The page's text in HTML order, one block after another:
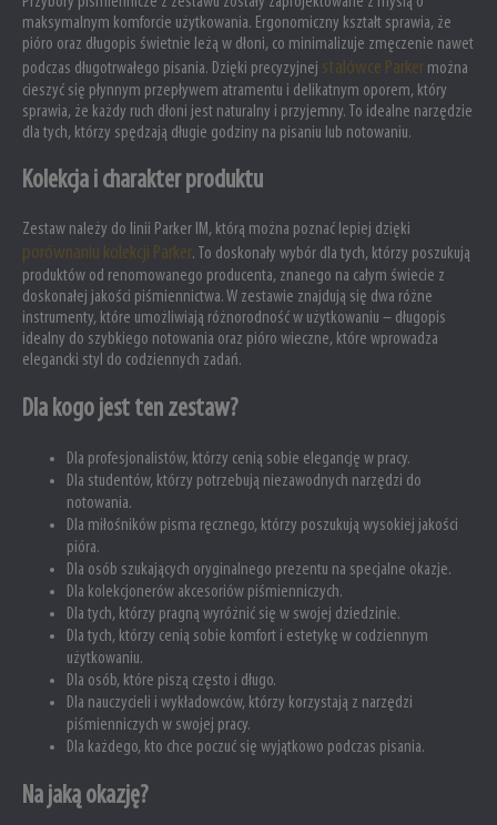
maksymalnym komforcie użytkowania. Ergonomiczny kształt sprawia, że
pióro oraz długopis świetnie leżą w dłoni, co minimalizuje zmęczenie nawet
podczas długotrwałego pisania. Dzięki precyzyjnej stalówce Parker można
cieszyć się płynnym przepływem atramentu i delikatnym oporem, który
sprawia, że każdy ruch dłoni jest naturalny i przyjemny. To idealne narzędzie
dla tych, którzy spędzają długie godziny na pisaniu lub notowaniu.
Kolekcja i charakter produktu
Zestaw należy do linii Parker IM, którą można poznać lepiej dzięki
porównaniu kolekcji Parker. To doskonały wybór dla tych, którzy poszukują
produktów od renomowanego producenta, znanego na całym świecie z
doskonałej jakości piśmiennictwa. W zestawie znajdują się dwa różne
instrumenty, które umożliwiają różnorodność w użytkowaniu – długopis
idealny do szybkiego notowania oraz pióro wieczne, które wprowadza
elegancki styl do codziennych zadań.
Dla kogo jest ten zestaw?
Dla profesjonalistów, którzy cenią sobie elegancję w pracy.
Dla studentów, którzy potrzebują niezawodnych narzędzi do
notowania.
Dla miłośników pisma ręcznego, którzy poszukują wysokiej jakości
pióra.
Dla osób szukających oryginalnego prezentu na specjalne okazje.
Dla kolekcjonerów akcesoriów piśmienniczych.
Dla tych, którzy pragną wyróżnić się w swojej dziedzinie.
Dla tych, którzy cenią sobie komfort i estetykę w codziennym
użytkowaniu.
Dla osób, które piszą często i długo.
Dla nauczycieli i wykładowców, którzy korzystają z narzędzi
piśmienniczych w swojej pracy.
Dla każdego, kto chce poczuć się wyjątkowo podczas pisania.
Na jaką okazję?